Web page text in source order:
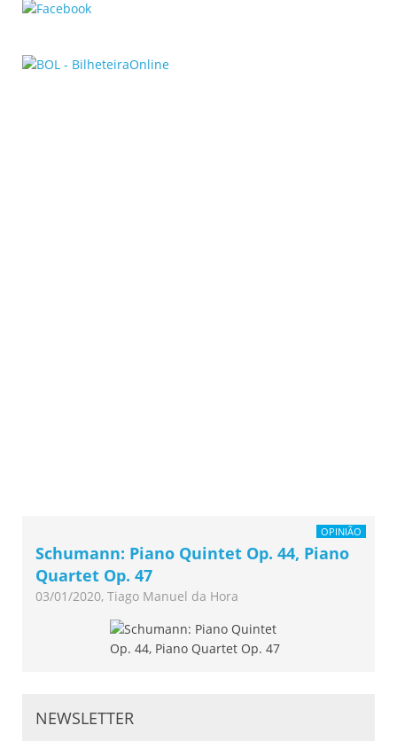
OPINIÃO
Schumann: Piano Quintet Op. 44, Piano
Quartet Op. 47
03/01/2020, Tiago Manuel da Hora
NEWSLETTER